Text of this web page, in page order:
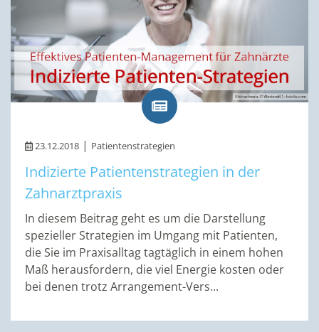
23.12.2018 | Patientenstrategien
Indizierte Patientenstrategien in der
Zahnarztpraxis
In diesem Beitrag geht es um die Darstellung
spezieller Strategien im Umgang mit Patienten,
die Sie im Praxisalltag tagtäglich in einem hohen
Maß herausfordern, die viel Energie kosten oder
bei denen trotz Arrangement-Vers...